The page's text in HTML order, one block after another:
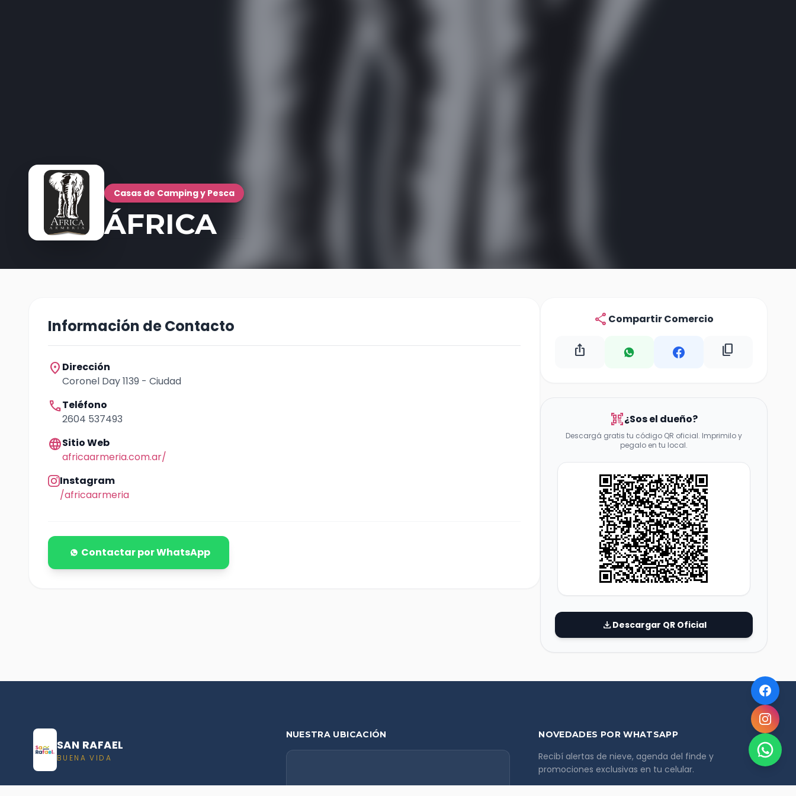
Casas de Camping y Pesca
ÁFRICA
Información de Contacto
location_on Dirección
Coronel Day 1139 - Ciudad
callTeléfono
2604 537493
languageSitio Web
africaarmeria.com.ar/
Instagram
/africaarmeria
Contactar por WhatsApp
share Compartir Comercio
ios_share content_copy
qr_code_scanner¿Sos el dueño?
Descargá gratis tu código QR oficial. Imprimilo y
pegalo en tu local.
downloadDescargar QR Oficial
SAN RAFAEL
BUENA VIDA
NUESTRA UBICACIÓN NOVEDADES POR WHATSAPP
Recibí alertas de nieve, agenda del finde y
promociones exclusivas en tu celular.